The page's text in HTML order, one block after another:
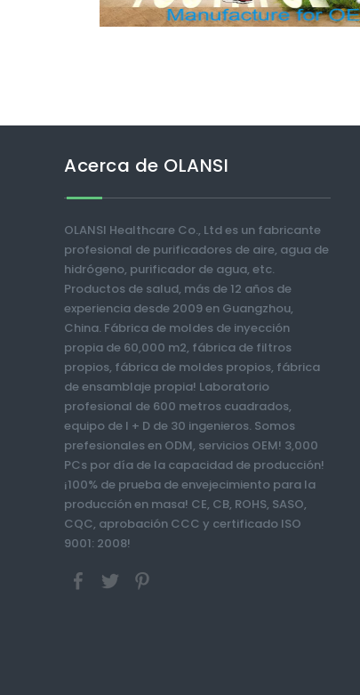
Acerca de OLANSI
OLANSI Healthcare Co., Ltd es un fabricante
profesional de purificadores de aire, agua de
hidrógeno, purificador de agua, etc.
Productos de salud, más de 12 años de
experiencia desde 2009 en Guangzhou,
China. Fábrica de moldes de inyección
propia de 60,000 m2, fábrica de filtros
propios, fábrica de moldes propios, fábrica
de ensamblaje propia! Laboratorio
profesional de 600 metros cuadrados,
equipo de I + D de 30 ingenieros. Somos
prefesionales en ODM, servicios OEM! 3,000
PCs por día de la capacidad de producción!
¡100% de prueba de envejecimiento para la
producción en masa! CE, CB, ROHS, SASO,
CQC, aprobación CCC y certificado ISO
9001: 2008!